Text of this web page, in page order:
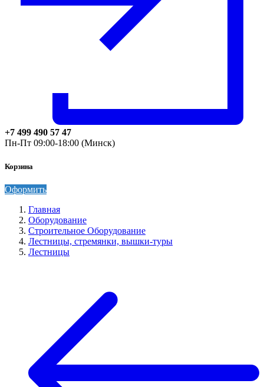
+7 499 490 57 47
Пн-Пт 09:00-18:00 (Минск)
Корзина
Оформить
Главная
Оборудование
Строительное Оборудование
Лестницы, стремянки, вышки-туры
Лестницы